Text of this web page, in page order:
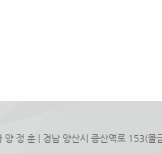
양 정 훈 | 경남 양산시 증산역로 153(